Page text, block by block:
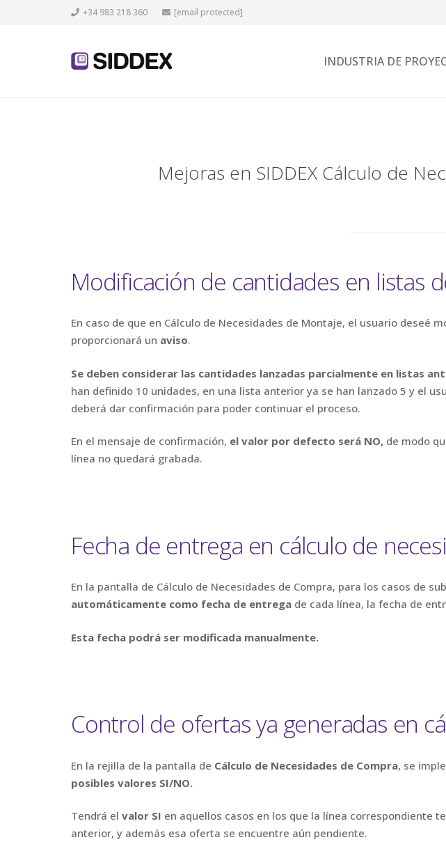
+34 983 218 360 [email protected]
INDUSTRIA DE
Mejoras en SIDDEX Cálculo de
Modificación de cantidades en listas
En caso de que en Cálculo de Necesidades de Montaje, el usuario
proporcionará un aviso.
Se deben considerar las cantidades lanzadas parcialmente en listas
han definido 10 unidades, en una lista anterior ya se han lanzado 5 y el
deberá dar confirmación para poder continuar el proceso.
En el mensaje de confirmación, el valor por defecto será NO, de modo
línea no quedará grabada.
Fecha de entrega en cálculo de
En la pantalla de Cálculo de Necesidades de Compra, para los casos de
automáticamente como fecha de entrega de cada línea, la fecha de
Esta fecha podrá ser modificada manualmente.
Control de ofertas ya generadas en
En la rejilla de la pantalla de Cálculo de Necesidades de Compra, se
posibles valores SI/NO.
Tendrá el valor SI en aquellos casos en los que la línea correspondiente
anterior, y además esa oferta se encuentre aún pendiente.